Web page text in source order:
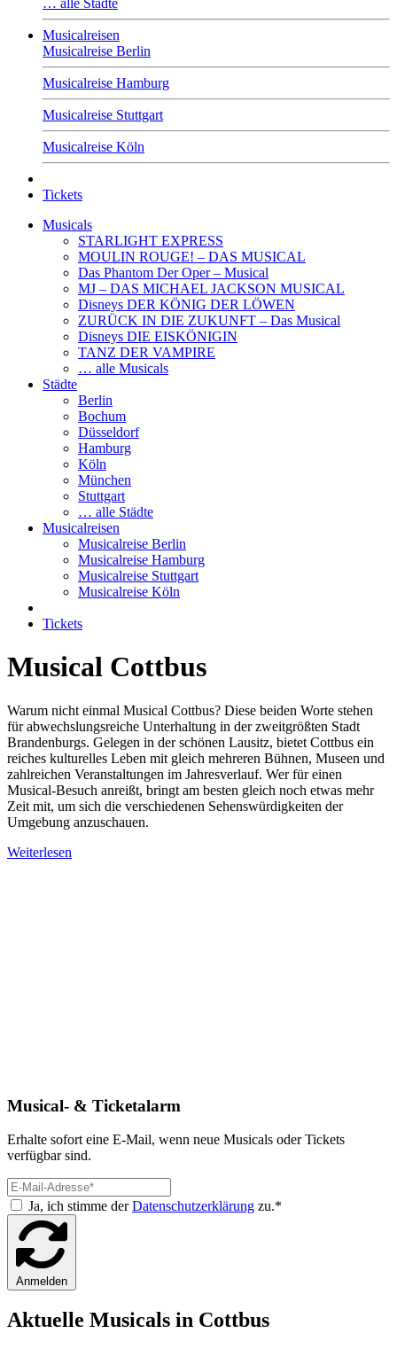
… alle Städte
Musicalreisen
Musicalreise Berlin
Musicalreise Hamburg
Musicalreise Stuttgart
Musicalreise Köln
Tickets
Musicals
STARLIGHT EXPRESS
MOULIN ROUGE! – DAS MUSICAL
Das Phantom Der Oper – Musical
MJ – DAS MICHAEL JACKSON MUSICAL
Disneys DER KÖNIG DER LÖWEN
ZURÜCK IN DIE ZUKUNFT – Das Musical
Disneys DIE EISKÖNIGIN
TANZ DER VAMPIRE
… alle Musicals
Städte
Berlin
Bochum
Düsseldorf
Hamburg
Köln
München
Stuttgart
… alle Städte
Musicalreisen
Musicalreise Berlin
Musicalreise Hamburg
Musicalreise Stuttgart
Musicalreise Köln
Tickets
Musical Cottbus
Warum nicht einmal Musical Cottbus? Diese beiden Worte stehen
für abwechslungsreiche Unterhaltung in der zweitgrößten Stadt
Brandenburgs. Gelegen in der schönen Lausitz, bietet Cottbus ein
reiches kulturelles Leben mit gleich mehreren Bühnen, Museen und
zahlreichen Veranstaltungen im Jahresverlauf. Wer für einen
Musical-Besuch anreißt, bringt am besten gleich noch etwas mehr
Zeit mit, um sich die verschiedenen Sehenswürdigkeiten der
Umgebung anzuschauen.
Weiterlesen
Musical- & Ticketalarm
Erhalte sofort eine E-Mail, wenn neue Musicals oder Tickets
verfügbar sind.
Ja, ich stimme derDatenschutzerklärung zu.*
Anmelden
Aktuelle Musicals in Cottbus